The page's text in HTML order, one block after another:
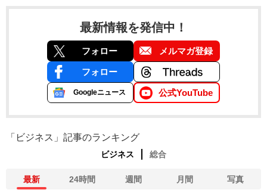
最新情報を発信中！
フォロー メルマガ登録
フォロー
Googleニュース 公式YouTube
「ビジネス」記事のランキング
ビジネス 総合
最新 24時間 週間 月間 写真